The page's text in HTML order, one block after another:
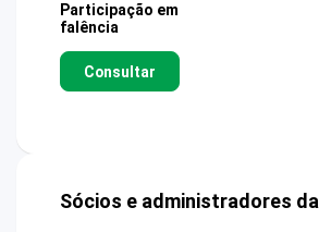
Participação em
falência
Consultar
Sócios e administradores